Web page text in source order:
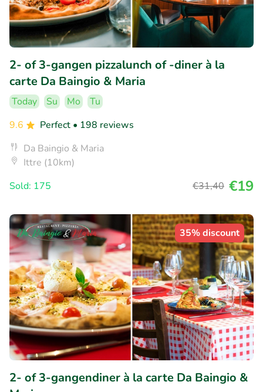
2- of 3-gangen pizzalunch of -diner à la
carte Da Baingio & Maria
Today Su Mo
Tu
9.6
Perfect • 198 reviews
Da Baingio & Maria
Ittre (10km)
Sold: 175
€31,40 €19
35% discount
2- of 3-gangendiner à la carte Da Baingio &